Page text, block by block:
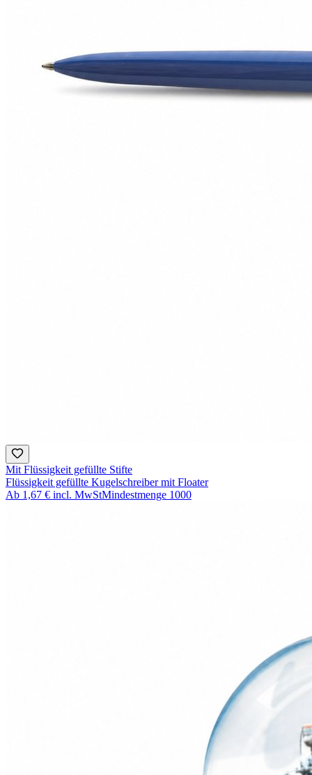
Mit Flüssigkeit gefüllte Stifte
Flüssigkeit gefüllte Kugelschreiber mit Floater
Ab 1,67 € incl. MwStMindestmenge 1000